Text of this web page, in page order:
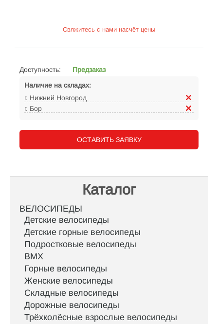
Свяжитесь с нами насчёт цены
Доступность:
Предзаказ
Наличие на складах:
г. Нижний Новгород
г. Бор
ОСТАВИТЬ ЗАЯВКУ
Каталог
ВЕЛОСИПЕДЫ
Детские велосипеды
Детские горные велосипеды
Подростковые велосипеды
BMX
Горные велосипеды
Женские велосипеды
Складные велосипеды
Дорожные велосипеды
Трёхколёсные взрослые велосипеды